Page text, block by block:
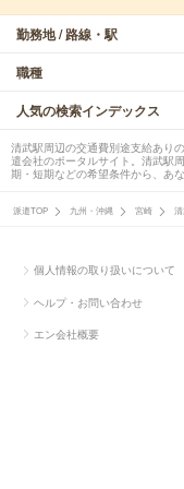
勤務地 / 路線・駅
職種
人気の検索インデックス
清武駅周辺の交通費別途支給あり
遣会社のポータルサイト。清武駅
期・短期などの希望条件から、あ
派遣TOP 九州・沖縄 宮崎
個人情報の取り扱いについて
ヘルプ・お問い合わせ
エン会社概要